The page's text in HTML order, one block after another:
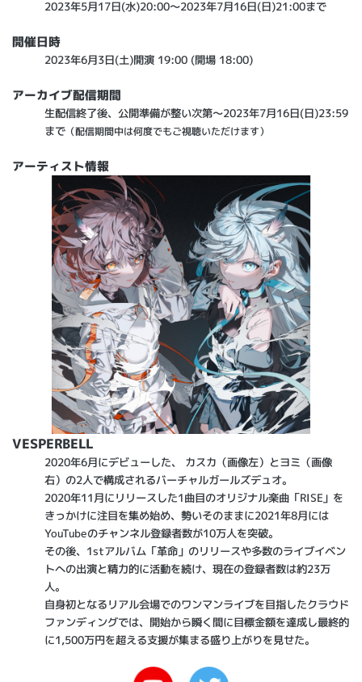
2023年5月17日(水)20:00～2023年7月16日(日)21:00まで
開催日時
2023年6月3日(土)開演 19:00 (開場 18:00)
アーカイブ配信期間
生配信終了後、公開準備が整い次第～2023年7月16日(日)23:59
まで （配信期間中は何度でもご視聴いただけます）
アーティスト情報
VESPERBELL
2020年6月にデビューした、 カスカ（画像左）とヨミ（画像
右）の2人で構成されるバーチャルガールズデュオ。
2020年11月にリリースした1曲目のオリジナル楽曲「RISE」を
きっかけに注目を集め始め、勢いそのままに2021年8月には
YouTubeのチャンネル登録者数が10万人を突破。
その後、1stアルバム「革命」のリリースや多数のライブイベン
トへの出演と精力的に活動を続け、現在の登録者数は約23万
人。
自身初となるリアル会場でのワンマンライブを目指したクラウド
ファンディングでは、開始から瞬く間に目標金額を達成し最終的
に1,500万円を超える支援が集まる盛り上がりを見せた。